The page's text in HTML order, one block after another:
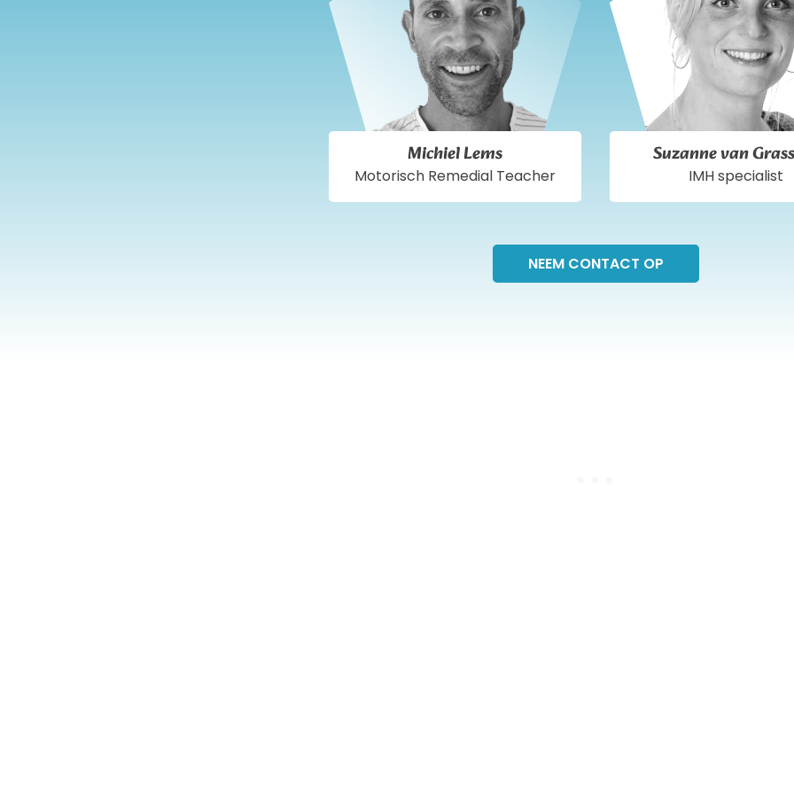
Michiel Lems
Motorisch Remedial Teacher
Suzanne van
IMH specialist
NEEM CONTACT OP